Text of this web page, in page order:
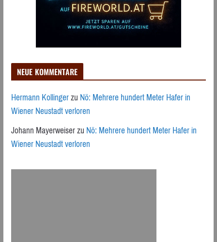
NEUE KOMMENTARE
Hermann KollingerzuNö: Mehrere hundert Meter Hafer in
Wiener Neustadt verloren
Johann MayerweiserzuNö: Mehrere hundert Meter Hafer in
Wiener Neustadt verloren